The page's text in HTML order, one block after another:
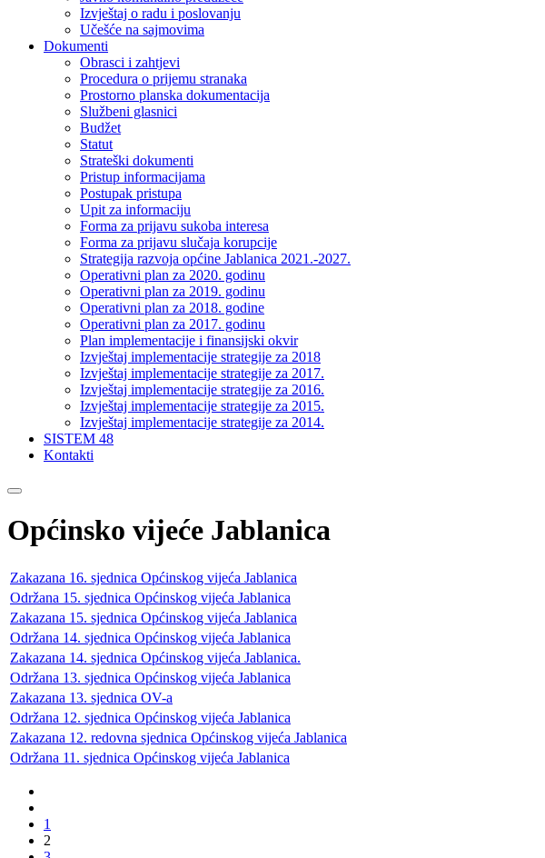
Izvještaj o radu i poslovanju
Učešće na sajmovima
Dokumenti
Obrasci i zahtjevi
Procedura o prijemu stranaka
Prostorno planska dokumentacija
Službeni glasnici
Budžet
Statut
Strateški dokumenti
Pristup informacijama
Postupak pristupa
Upit za informaciju
Forma za prijavu sukoba interesa
Forma za prijavu slučaja korupcije
Strategija razvoja općine Jablanica 2021.-2027.
Operativni plan za 2020. godinu
Operativni plan za 2019. godinu
Operativni plan za 2018. godine
Operativni plan za 2017. godinu
Plan implementacije i finansijski okvir
Izvještaj implementacije strategije za 2018
Izvještaj implementacije strategije za 2017.
Izvještaj implementacije strategije za 2016.
Izvještaj implementacije strategije za 2015.
Izvještaj implementacije strategije za 2014.
SISTEM 48
Kontakti
Općinsko vijeće Jablanica
Zakazana 16. sjednica Općinskog vijeća Jablanica
Održana 15. sjednica Općinskog vijeća Jablanica
Zakazana 15. sjednica Općinskog vijeća Jablanica
Održana 14. sjednica Općinskog vijeća Jablanica
Zakazana 14. sjednica Općinskog vijeća Jablanica.
Održana 13. sjednica Općinskog vijeća Jablanica
Zakazana 13. sjednica OV-a
Održana 12. sjednica Općinskog vijeća Jablanica
Zakazana 12. redovna sjednica Općinskog vijeća Jablanica
Održana 11. sjednica Općinskog vijeća Jablanica
1
2